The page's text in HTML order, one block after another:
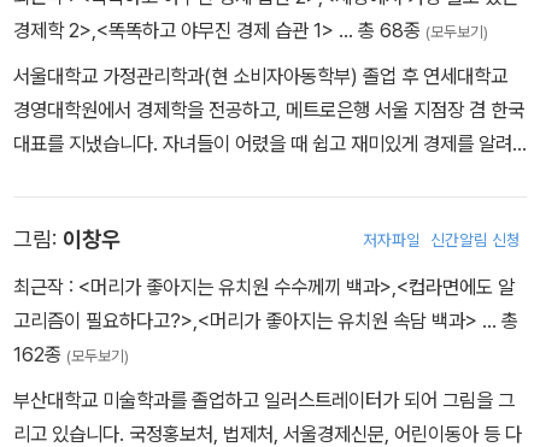
식도 재치 있는 그림과 함께 구성하여 읽는 재미를 더한다. 아이들에
게 평생 도움이 될 기본적인 경제 습관과 금융 상식도 담았다. 예산을
짜고 기부를 하는 등 용돈을 건강하고 똑똑하게 관리하는 법과 더불
어 저축, 투자, 금리, 신용, 주식 같은 필수 금융 용어를 초등학생 눈높
경제학 2>,<똑똑하고 야무진 경제 습관 1> … 총 68종 (모두보기)
서울대학교 가정관리학과(현 소비자아동학부) 졸업 후 연세대학교
경영대학원에서 경제학을 전공하고, 메트로은행 서울 지점장 겸 한국
대표를 지냈습니다. 자녀들이 어렸을 때 쉽고 재미있게 경제를 알려
비들의 유쾌한 세계 경제사 탐험》, 《둥글둥글 지구촌 경제 이야기》,
《공유경제가 뭐예요?》 등이 있습니다.
그림: 이창우 저자파일 신간알림 신청
최근작 : <머리가 좋아지는 유치원 수수께끼 백과>,<컵라면에도 알
고리즘이 필요하다고?>,<머리가 좋아지는 유치원 속담 백과> … 총
162종 (모두보기)
부산대학교 미술학과를 졸업하고 일러스트레이터가 되어 그림을 그
리고 있습니다. 국정홍보처, 법제처, 서울경제신문, 어린이동아 등 다